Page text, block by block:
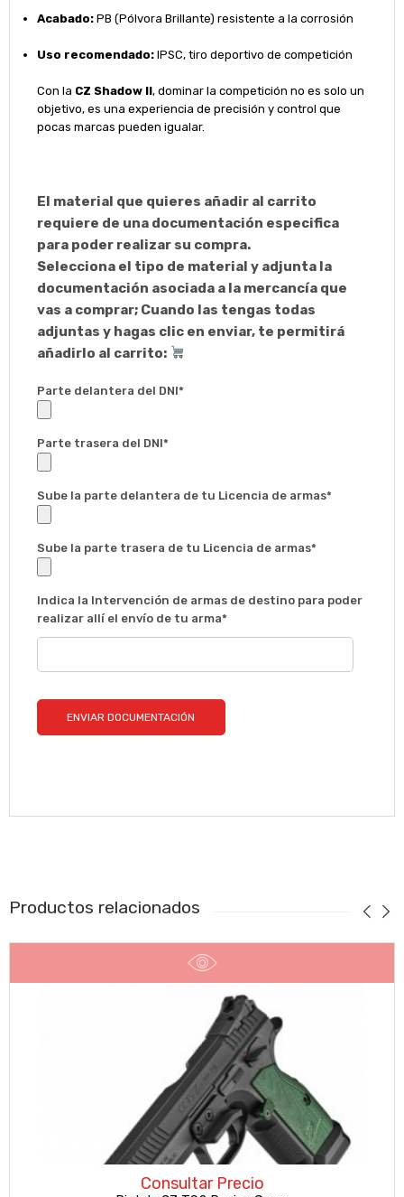
Acabado:PB (Pólvora Brillante) resistente a la corrosión
Uso recomendado:IPSC, tiro deportivo de competición
Con la CZ Shadow II, dominar la competición no es solo un
objetivo, es una experiencia de precisión y control que
pocas marcas pueden igualar.
El material que quieres añadir al carrito
requiere de una documentación especifica
para poder realizar su compra.
Selecciona el tipo de material y adjunta la
documentación asociada a la mercancía que
vas a comprar; Cuando las tengas todas
adjuntas y hagas clic en enviar, te permitirá
añadirlo al carrito:
Parte delantera del DNI*
Parte trasera del DNI*
Sube la parte delantera de tu Licencia de armas*
Sube la parte trasera de tu Licencia de armas*
Indica la Intervención de armas de destino para poder
realizar allí el envío de tu arma*
Productos relacionados
Consultar Precio